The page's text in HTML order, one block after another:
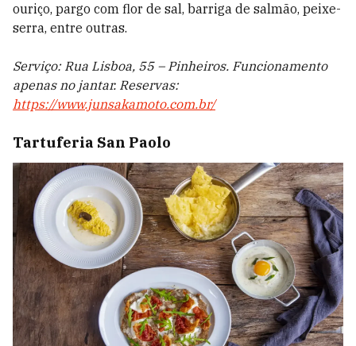
ouriço, pargo com flor de sal, barriga de salmão, peixe-
serra, entre outras.
Serviço: Rua Lisboa, 55 – Pinheiros. Funcionamento
apenas no jantar. Reservas:
https://www.junsakamoto.com.br/
Tartuferia San Paolo